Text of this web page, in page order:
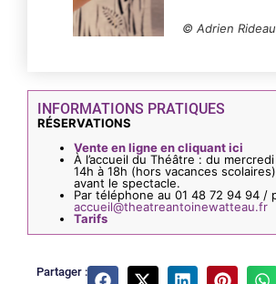
© Adrien Rideau
INFORMATIONS PRATIQUES
RÉSERVATIONS
Vente en ligne en cliquant ici
À l’accueil du Théâtre : du
14h à 18h (hors vacances
avant le spectacle.
Par téléphone au 01 48 72 94 94 /
accueil@theatreantoinewatteau.fr
Tarifs
Partager :